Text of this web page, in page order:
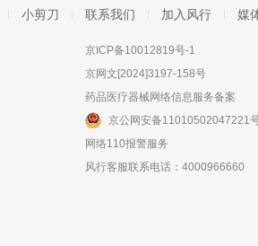
小剪刀 联系我们 加入风行 媒
京ICP备10012819号-1
京网文[2024]3197-158号
药品医疗器械网络信息服务备案
京公网安备11010502047221
网络110报警服务
风行客服联系电话：4000966660